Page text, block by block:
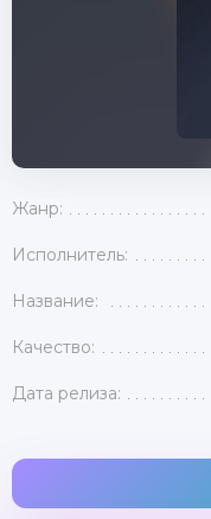
Жанр:
Исполнитель:
Название:
Качество:
Дата релиза: